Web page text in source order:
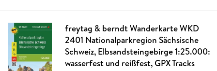
freytag & berndt Wanderkarte WKD
2401 Nationalparkregion Sächsische
Schweiz, Elbsandsteingebirge 1:25.000:
wasserfest und reißfest, GPX Tracks